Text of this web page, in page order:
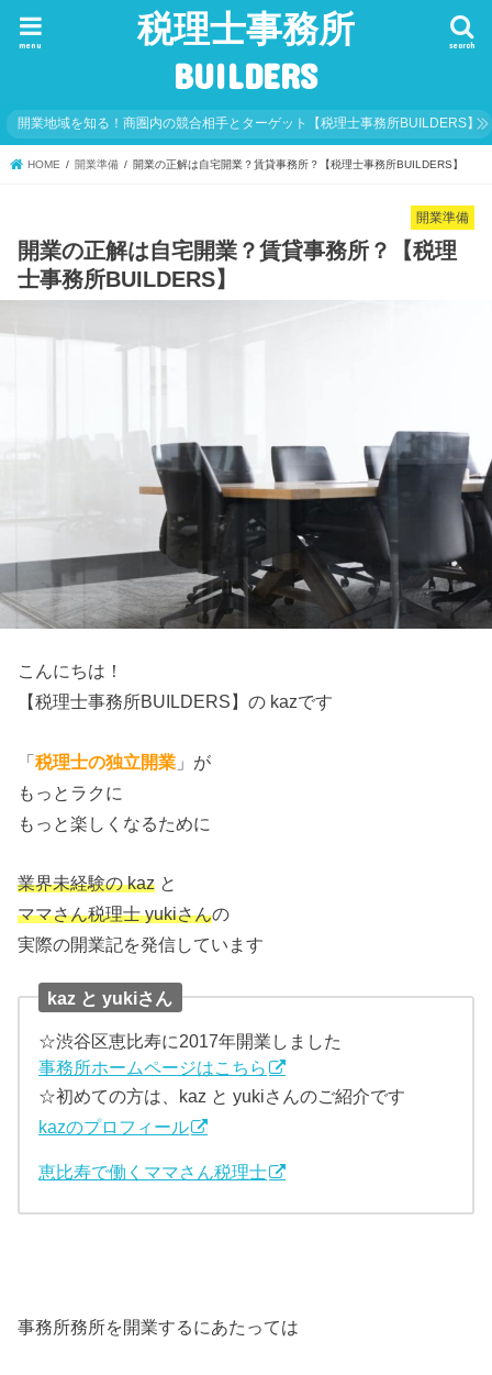
税理士事務所
BUILDERS
search
menu
開業地域を知る！商圏内の競合相手とターゲット【税理士事務所BUILDERS】
HOME 開業準備 開業の正解は自宅開業？賃貸事務所？【税理士事務所BUILDERS】
開業準備
開業の正解は自宅開業？賃貸事務所？【税理
士事務所BUILDERS】
こんにちは！
【税理士事務所BUILDERS】の kazです
「税理士の独立開業 」が
もっとラクに
もっと楽しくなるために
業界未経験の kaz と
ママさん税理士 yukiさんの
実際の開業記を発信しています
kaz と yukiさん
☆渋谷区恵比寿に2017年開業しました
事務所ホームページはこちら
☆初めての方は、kaz と yukiさんのご紹介です
kazのプロフィール
恵比寿で働くママさん税理士
事務所務所を開業するにあたっては